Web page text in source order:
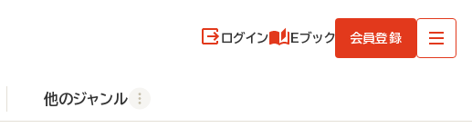
ログイン Eブック 会員登録
他のジャンル